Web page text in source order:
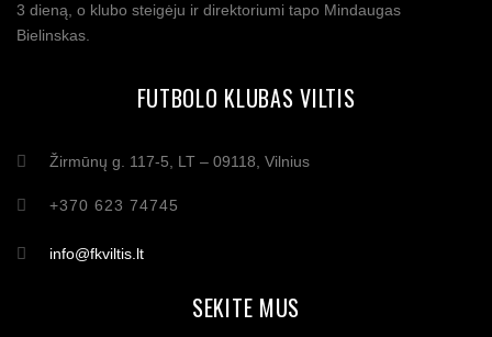
3 dieną, o klubo steigėju ir direktoriumi tapo Mindaugas
Bielinskas.
FUTBOLO KLUBAS VILTIS
Žirmūnų g. 117-5, LT – 09118, Vilnius
+370 623 74745
info@fkviltis.lt
SEKITE MUS